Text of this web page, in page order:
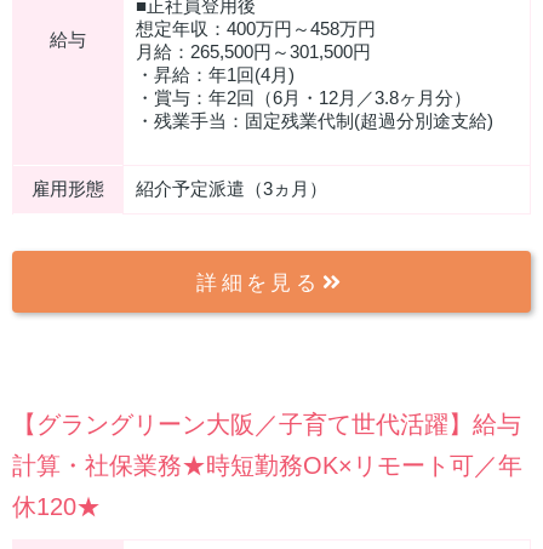
給与
■正社員登用後
想定年収：400万円～458万円
月給：265,500円～301,500円
・昇給：年1回(4月)
・賞与：年2回（6月・12月／3.8ヶ月分）
・残業手当：固定残業代制(超過分別途支給)
雇用形態 紹介予定派遣（3ヵ月）
詳細を見る
【グラングリーン大阪／子育て世代活躍】給与
計算・社保業務★時短勤務OK×リモート可／年
休120★